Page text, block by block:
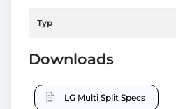
Typ
Downloads
LG Multi Split Specs